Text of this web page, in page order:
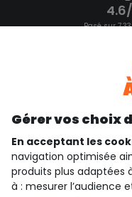
Basé sur 7
qui sommes-nous ?
besoin d'aide ?
Gérer vos choix
En acceptant les
navigation optimisée
produits plus adaptées
à : mesurer l’audience